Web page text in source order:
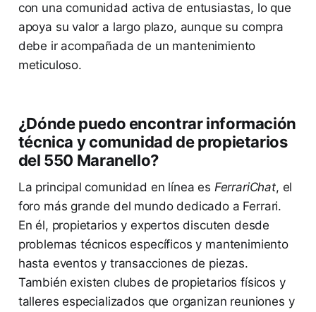
con una comunidad activa de entusiastas, lo que
apoya su valor a largo plazo, aunque su compra
debe ir acompañada de un mantenimiento
meticuloso.
¿Dónde puedo encontrar información
técnica y comunidad de propietarios
del 550 Maranello?
La principal comunidad en línea es FerrariChat, el
foro más grande del mundo dedicado a Ferrari.
En él, propietarios y expertos discuten desde
problemas técnicos específicos y mantenimiento
hasta eventos y transacciones de piezas.
También existen clubes de propietarios físicos y
talleres especializados que organizan reuniones y